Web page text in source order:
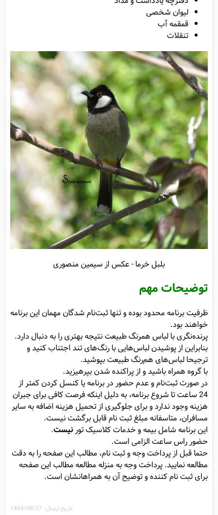
لیوان شخصی
قمقمه آب
تنقلات
بلبل خرما - عکس از سیمین منصوری
توضیحات مهم
ظرفیت برنامه محدود بوده و تنها ثبت‌نام شدگان مهمان این برنامه
خواهند بود.
پرنده‌نگری با لباس همرنگ طبیعت نتیجه بهتری را به دنبال دارد.
بنابراین از پوشیدن لباس‌هایی با رنگ‌های تند اجتناب کنید و
ترجیحا لباس‌های هم‌رنگ طبیعت بپوشید.
با گروه همراه باشید و از پراکنده شدن بپرهیزید.
در صورت ثبت‌نام و عدم حضور در برنامه یا کنسل کردن کمتر از
24 ساعت تا شروع برنامه، به دلیل اینکه فرصت کافی برای جبران
هزینه وجود ندارد و برای جلوگیری از تحمیل هزینه اضافه به سایر
مسافران، متاسفانه مبلغ ثبت نام قابل برگشت نیست.
این برنامه شامل بیمه و خدمات کلاسیک تورنیست.
حضور راس ساعت الزامی است.
حتما قبل از پرداخت وجه و ثبت نام، مطالب این صفحه را به دقت
مطالعه نمایید. پرداخت وجه به منزله مطالعه مطالب این صفحه
برای ثبت نام کننده و توضیح آن به همراهانشان است.
تاریخ ارسال: 1404/08/27